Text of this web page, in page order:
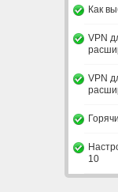
Как
VPN
VPN
10